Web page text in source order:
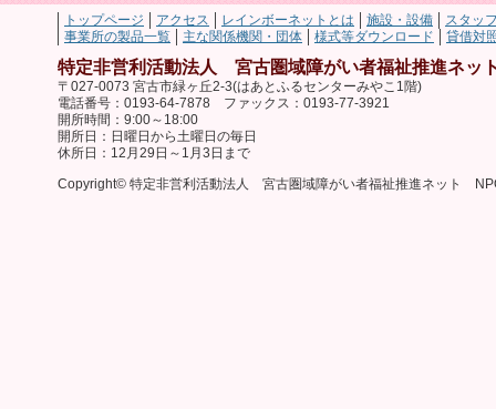
トップページ アクセス レインボーネットとは 施設・設備
スタッ
事業所の製品一覧
主な関係機関・団体 様式等ダウンロード 貸借対
特定非営利活動法人 宮古圏域障がい者福祉推進ネッ
〒027-0073 宮古市緑ヶ丘2-3(はあとふるセンターみやこ1階)
電話番号：0193-64-7878 ファックス：0193-77-3921
開所時間：9:00～18:00
開所日：日曜日から土曜日の毎日
休所日：12月29日～1月3日まで
Copyright© 特定非営利活動法人 宮古圏域障がい者福祉推進ネット